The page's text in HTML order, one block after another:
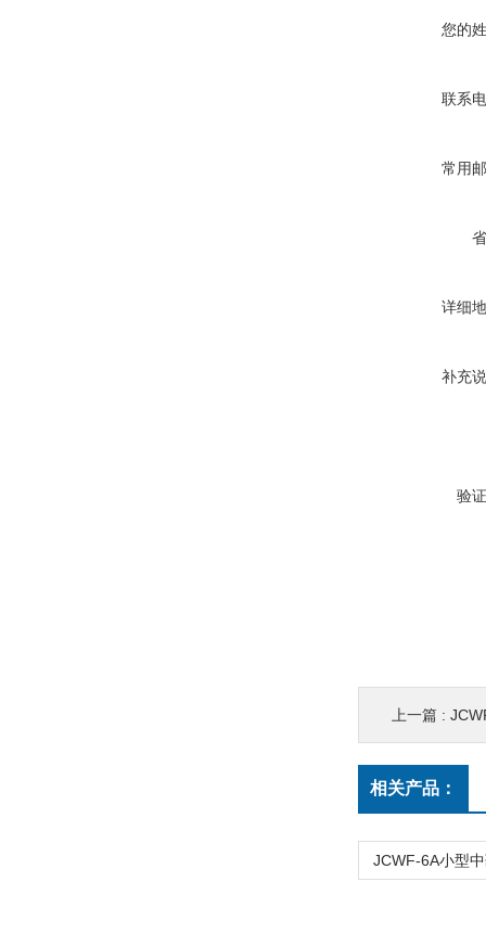
您的
联系
常用
详细
补充
验
上一篇 :
相关产品：
JCWF-6A小型